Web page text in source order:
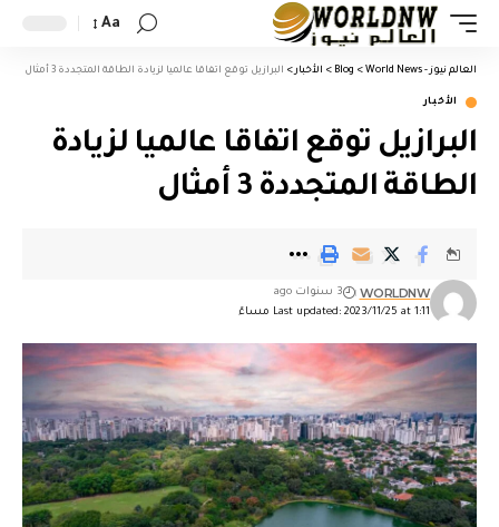
Aa
العالم نيوز - World News >
Blog
> الأخبار > البرازيل توقع اتفاقا عالميا لزيادة الطاقة المتجددة 3 أمثال
الأخبار
البرازيل توقع اتفاقا عالميا لزيادة
الطاقة المتجددة 3 أمثال
Last updated: 2023/11/25 at 1:11 مساءً
WORLDNW 3 سنوات ago